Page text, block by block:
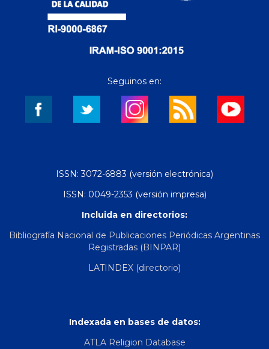
Seguinos en:
ISSN: 3072-6883 (versión electrónica)
ISSN: 0049-2353 (versión impresa)
Incluida en directorios:
Bibliografía Nacional de Publicaciones Periódicas Argentinas
Registradas (BINPAR)
LATINDEX (directorio)
Indexada en bases de datos:
ATLA Religion Database